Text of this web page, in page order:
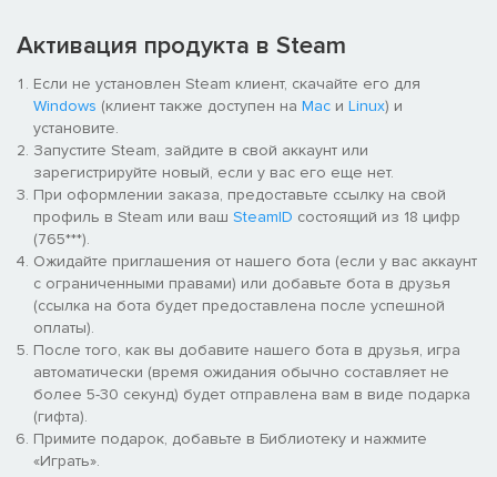
Веселые и интересные достижения
Обычная и «Новая игра+» продлят удовольствие от
приключения до бесконечности
Захватывающее музыкальное сопровождение из 19
композиций, написанное признанным композитором Ари
Пулккиненым
Поддерживается NVIDIA 3D Vision
Коллекционное издание Trine 2
Цифровой альбом с набросками и комментариями от
художников Trine 2, раскрывающими секреты создания
дизайна уровней, врагов, строений и многих элементов
окружения. Также вы сможете взглянуть на идеи, так и не
реализованные в самой игре.
Музыкальное сопровождение от обладателя множества
наград, Ари Пулкинена, в котором содержится 21 композиция
из Trine 2 в формате MP3 общей продолжительностью 57
минут.
Цифровой альбом с набросками будет находиться в вашей
папке Steam:
Активация продукта в Steam
Если не установлен Steam клиент, скачайте его для
Windows (клиент также доступен на Mac и Linux) и
установите.
Запустите Steam, зайдите в свой аккаунт или
зарегистрируйте новый, если у вас его еще нет.
При оформлении заказа, предоставьте ссылку на свой
профиль в Steam или ваш SteamID состоящий из 18 цифр
(765***).
Ожидайте приглашения от нашего бота (если у вас аккаунт
с ограниченными правами) или добавьте бота в друзья
(ссылка на бота будет предоставлена после успешной
оплаты).
После того, как вы добавите нашего бота в друзья, игра
автоматически (время ожидания обычно составляет не
более 5-30 секунд) будет отправлена вам в виде подарка
(гифта).
Примите подарок, добавьте в Библиотеку и нажмите
«Играть».